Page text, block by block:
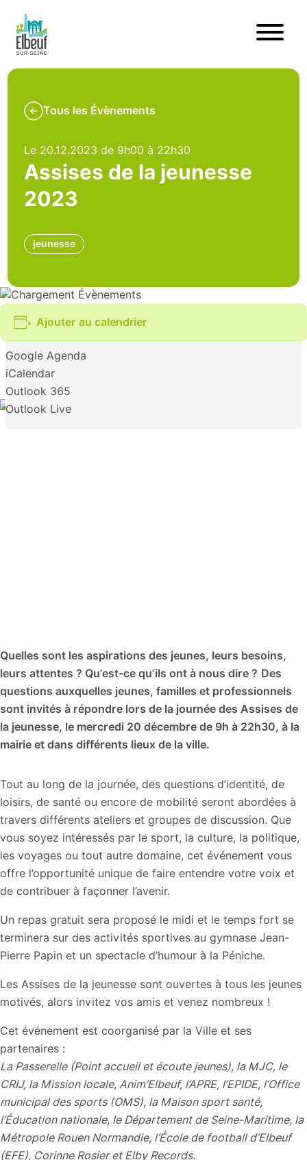
Tous les Évènements
Le 20.12.2023 de 9h00 à 22h30
Assises de la jeunesse
2023
jeunesse
Ajouter au calendrier
Google Agenda
iCalendar
Outlook 365
Outlook Live
Quelles sont les aspirations des jeunes, leurs besoins,
leurs attentes ? Qu’est-ce qu’ils ont à nous dire ? Des
questions auxquelles jeunes, familles et professionnels
sont invités à répondre lors de la journée des Assises de
la jeunesse, le mercredi 20 décembre de 9h à 22h30, à la
mairie et dans différents lieux de la ville.
Tout au long de la journée, des questions d’identité, de
loisirs, de santé ou encore de mobilité seront abordées à
travers différents ateliers et groupes de discussion. Que
vous soyez intéressés par le sport, la culture, la politique,
les voyages ou tout autre domaine, cet événement vous
offre l’opportunité unique de faire entendre votre voix et
de contribuer à façonner l’avenir.
Un repas gratuit sera proposé le midi et le temps fort se
terminera sur des activités sportives au gymnase Jean-
Pierre Papin et un spectacle d’humour à la Péniche.
Les Assises de la jeunesse sont ouvertes à tous les jeunes
motivés, alors invitez vos amis et venez nombreux !
Cet événement est coorganisé par la Ville et ses
partenaires :
La Passerelle (Point accueil et écoute jeunes), la MJC, le
CRIJ, la Mission locale, Anim’Elbeuf, l’APRE, l’EPIDE, l’Office
municipal des sports (OMS), la Maison sport santé,
l’Éducation nationale, le Département de Seine-Maritime, la
Métropole Rouen Normandie, l’École de football d’Elbeuf
(EFE), Corinne Rosier et Elby Records.